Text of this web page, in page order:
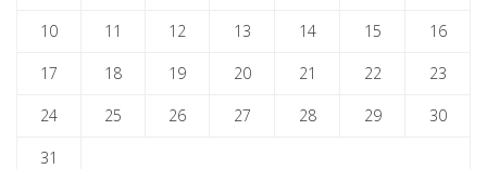
10 11 12 13 14 15 16
17 18 19 20 21 22 23
24 25 26 27 28 29 30
31